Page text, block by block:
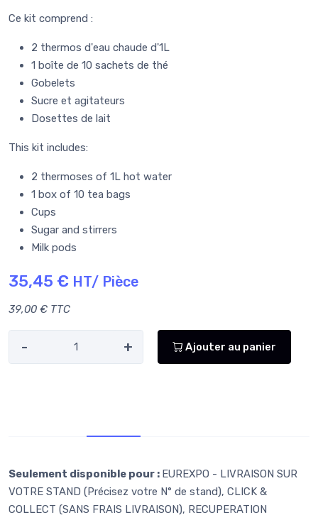
Ce kit comprend :
2 thermos d'eau chaude d'1L
1 boîte de 10 sachets de thé
Gobelets
Sucre et agitateurs
Dosettes de lait
This kit includes:
2 thermoses of 1L hot water
1 box of 10 tea bags
Cups
Sugar and stirrers
Milk pods
35,45 € HT/ Pièce
39,00 € TTC
- + Ajouter au panier
Seulement disponible pour : EUREXPO - LIVRAISON SUR
VOTRE STAND (Précisez votre N° de stand), CLICK &
COLLECT (SANS FRAIS LIVRAISON), RECUPERATION